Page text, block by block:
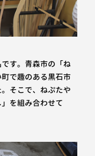
す。青森市の「ね
で趣のある黒石市
そこで、ねぷたや
を組み合わせて